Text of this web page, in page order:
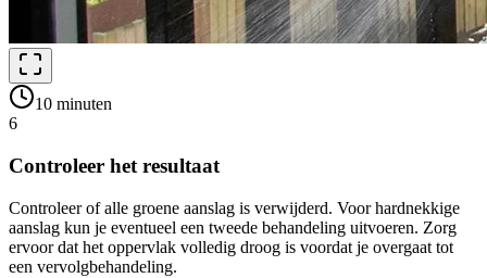
10 minuten
6
Controleer het resultaat
Controleer of alle groene aanslag is verwijderd. Voor hardnekkige
aanslag kun je eventueel een tweede behandeling uitvoeren. Zorg
ervoor dat het oppervlak volledig droog is voordat je overgaat tot
een vervolgbehandeling.